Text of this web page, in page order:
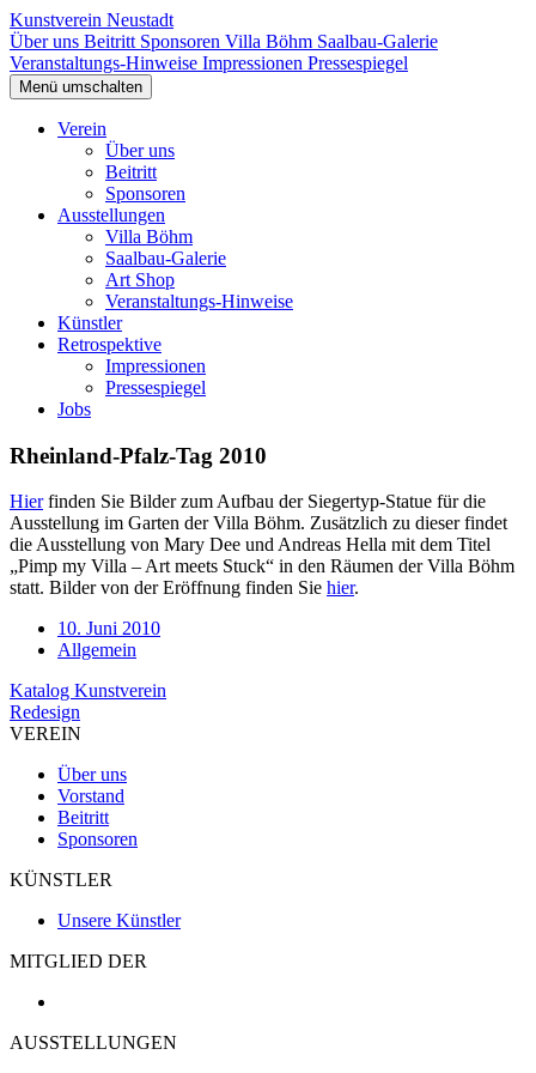
Kunstverein Neustadt
Über uns Beitritt Sponsoren Villa Böhm Saalbau-Galerie
Veranstaltungs-Hinweise Impressionen Pressespiegel
Menü umschalten
Verein
Über uns
Beitritt
Sponsoren
Ausstellungen
Villa Böhm
Saalbau-Galerie
Art Shop
Veranstaltungs-Hinweise
Künstler
Retrospektive
Impressionen
Pressespiegel
Jobs
Rheinland-Pfalz-Tag 2010
Hierfinden Sie Bilder zum Aufbau der Siegertyp-Statue für die
Ausstellung im Garten der Villa Böhm. Zusätzlich zu dieser findet
die Ausstellung von Mary Dee und Andreas Hella mit dem Titel
„Pimp my Villa – Art meets Stuck“ in den Räumen der Villa Böhm
statt. Bilder von der Eröffnung finden Sie hier.
10. Juni 2010
Allgemein
Beitragsnavigation
Katalog Kunstverein
Redesign
VEREIN
Über uns
Vorstand
Beitritt
Sponsoren
KÜNSTLER
Unsere Künstler
MITGLIED DER
AUSSTELLUNGEN